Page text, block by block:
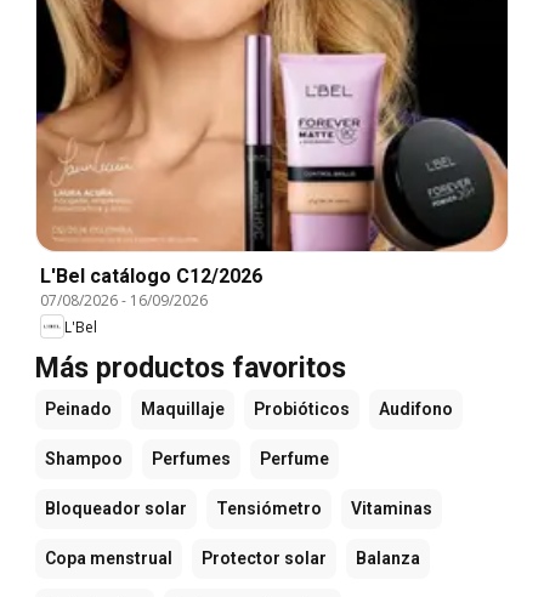
L'Bel catálogo C12/2026
07/08/2026- 16/09/2026
L'Bel
Más productos favoritos
Peinado Maquillaje Probióticos Audifono
Shampoo Perfumes Perfume
Bloqueador solar Tensiómetro Vitaminas
Copa menstrual Protector solar Balanza